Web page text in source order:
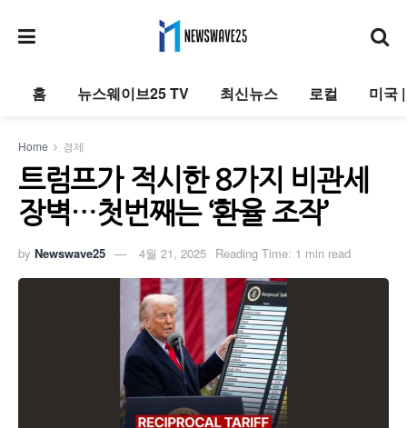
홈 뉴스웨이브25 TV 최신뉴스 로컬 미국
Home 경제
트럼프가 적시한 8가지 비관세
장벽…첫번째는 ‘환율 조작’
by Newswave25 4월 21, 2025 Reading Time: 1 min read